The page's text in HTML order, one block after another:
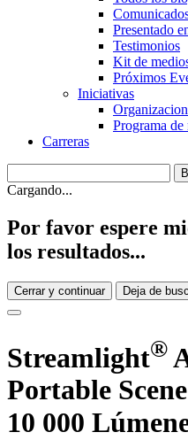
Presentado
Testimonios
Kit de
Próximos
Iniciativas
Programa de
Carreras
Cargando...
Por favor espere
los resultados...
Cerrar y continuar Deja de
Streamlight®
Portable
10 000